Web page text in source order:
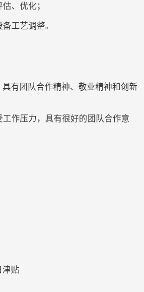
、优化；
工艺调整。
有团队合作精神、敬业精神和创新
作压力，具有很好的团队合作意
津贴